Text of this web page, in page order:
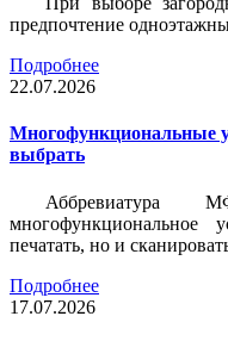
предпочтение
Подробнее
22.07.2026
Многофункциональные
выбрать
Аббревиатура
многофункциональное
печатать, но и
Подробнее
17.07.2026